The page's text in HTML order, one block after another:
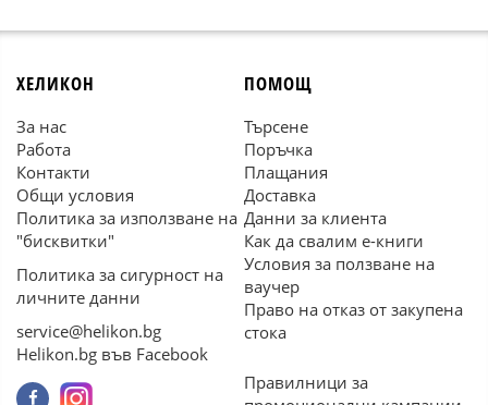
ХЕЛИКОН
За нас
Работа
Контакти
Общи условия
Политика за използване на
"бисквитки"
Политика за сигурност на
личните данни
service@helikon.bg
Helikon.bg във Facebook
ПОМОЩ
Търсене
Поръчка
Плащания
Доставка
Данни за клиента
Как да свалим е-книги
Условия за ползване на
ваучер
Право на отказ от закупена
стока
Правилници за